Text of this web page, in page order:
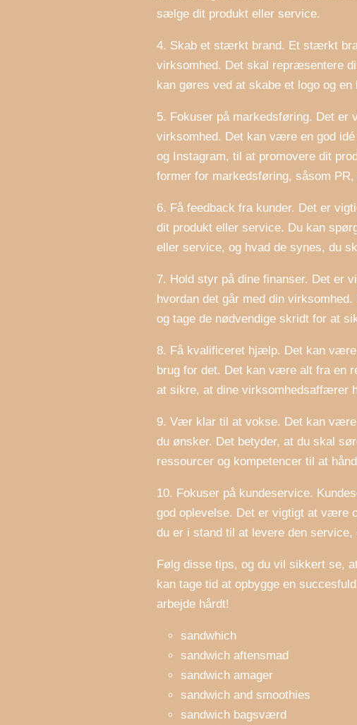
sælge dit produkt eller service.
4. Skab et stærkt brand. Et stærkt
virksomhed. Det skal repræsentere
kan gøres ved at skabe et logo og
5. Fokuser på markedsføring. Det er
virksomhed. Det kan være en god
og Instagram, til at promovere dit
former for markedsføring, såsom PR,
6. Få feedback fra kunder. Det er
dit produkt eller service. Du kan
eller service, og hvad de synes, du
7. Hold styr på dine finanser. Det er
hvordan det går med din
og tage de nødvendige skridt for at
8. Få kvalificeret hjælp. Det kan
brug for det. Det kan være alt fra en
at sikre, at dine virksomhedsaffærer
9. Vær klar til at vokse. Det kan
du ønsker. Det betyder, at du skal
ressourcer og kompetencer til at
10. Fokuser på kundeservice.
god oplevelse. Det er vigtigt at være
du er i stand til at levere den service,
Følg disse tips, og du vil sikkert se,
kan tage tid at opbygge en
arbejde hårdt!
sandwhich
sandwich aftensmad
sandwich amager
sandwich and smoothies
sandwich bagsværd